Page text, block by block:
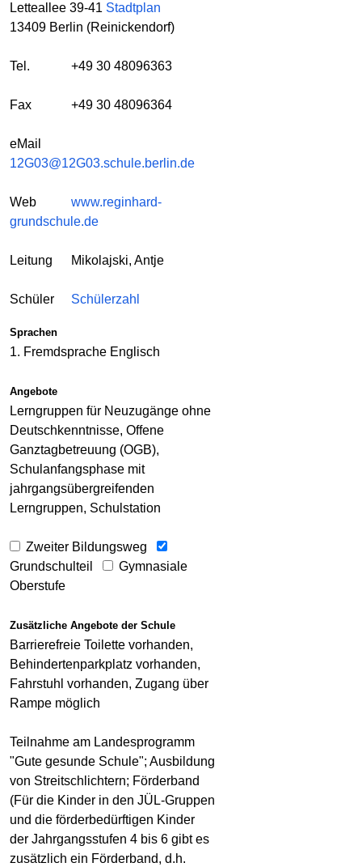
Letteallee 39-41 Stadtplan
13409 Berlin (Reinickendorf)
Tel. +49 30 48096363
Fax +49 30 48096364
eMail
12G03@12G03.schule.berlin.de
Web
www.reginhard-
grundschule.de
Leitung Mikolajski, Antje
Schüler Schülerzahl
Sprachen
1. Fremdsprache Englisch
Angebote
Lerngruppen für Neuzugänge ohne
Deutschkenntnisse, Offene
Ganztagbetreuung (OGB),
Schulanfangsphase mit
jahrgangsübergreifenden
Lerngruppen, Schulstation
Zweiter Bildungsweg
Grundschulteil
Gymnasiale
Oberstufe
Zusätzliche Angebote der Schule
Barrierefreie Toilette vorhanden,
Behindertenparkplatz vorhanden,
Fahrstuhl vorhanden, Zugang über
Rampe möglich
Teilnahme am Landesprogramm
"Gute gesunde Schule"; Ausbildung
von Streitschlichtern; Förderband
(Für die Kinder in den JÜL-Gruppen
und die förderbedürftigen Kinder
der Jahrgangsstufen 4 bis 6 gibt es
zusätzlich ein Förderband, d.h.